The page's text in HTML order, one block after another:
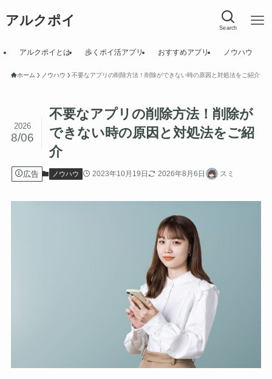
アルクポイ Search
アルクポイとは 歩くポイ活アプリ おすすめアプリ ノウハウ
ホーム ノウハウ 不要なアプリの削除方法！削除ができない時の原因と対処法をご紹介
不要なアプリの削除方法！削除が
できない時の原因と対処法をご紹
介
2026
8/06
広告 ノウハウ 2023年10月19日 2026年8月6日 スミ